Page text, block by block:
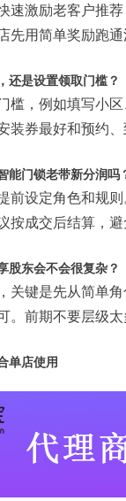
速激励老客户推
先用简单奖励跑
还是设置领取门槛？
槛，例如填写小
装券最好和预约、
能门锁老带新分润吗
前设定角色和规
按成交后结算，避
股东会不会很复杂？
关键是先从简单
。前期不要层级
单店使用